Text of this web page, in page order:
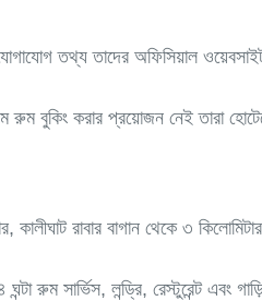
তথ্য তাদের অফিসিয়াল
বুকিং করার প্রয়োজন নেই তারা
কালীঘাট রাবার বাগান থেকে ৩
রুম সার্ভিস, লন্ড্রি, রেস্টুরেন্ট